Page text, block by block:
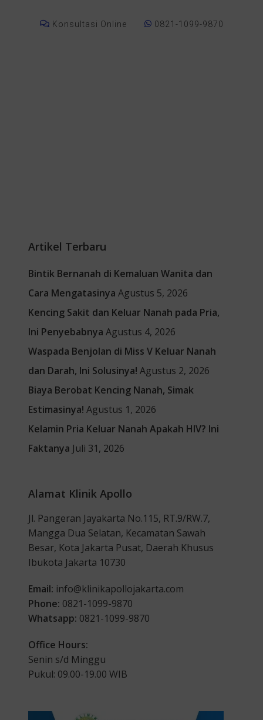
Konsultasi Online 0821-1099-9870
Artikel Terbaru
Bintik Bernanah di Kemaluan Wanita dan
Cara Mengatasinya Agustus 5, 2026
Kencing Sakit dan Keluar Nanah pada Pria,
Ini Penyebabnya Agustus 4, 2026
Waspada Benjolan di Miss V Keluar Nanah
dan Darah, Ini Solusinya! Agustus 2, 2026
Biaya Berobat Kencing Nanah, Simak
Estimasinya! Agustus 1, 2026
Kelamin Pria Keluar Nanah Apakah HIV? Ini
Faktanya Juli 31, 2026
Alamat Klinik Apollo
Jl. Pangeran Jayakarta No.115, RT.9/RW.7,
Mangga Dua Selatan, Kecamatan Sawah
Besar, Kota Jakarta Pusat, Daerah Khusus
Ibukota Jakarta 10730
Email: info@klinikapollojakarta.com
Phone: 0821-1099-9870
Whatsapp: 0821-1099-9870
Office Hours:
Senin s/d Minggu
Pukul: 09.00-19.00 WIB